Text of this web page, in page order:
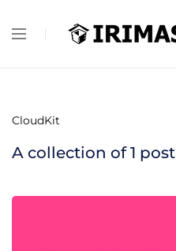
CloudKit
A collection of1 post